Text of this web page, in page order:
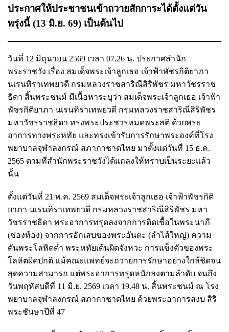
ประกาศให้ประชาชนเข้าถวายสักการะได้ตั้งแต่วัน
พรุ่งนี้ (13 มิ.ย. 69) เป็นต้นไป
วันที่ 12 มิถุนายน 2569 เวลา 07.26 น. ประกาศสำนัก
พระราชวัง เรื่อง สมเด็จพระเจ้าลูกเธอ เจ้าฟ้าพัชรกิติยาภา
นเรนทิราเทพยวดี กรมหลวงราชสาริณีสิริพัชร มหาวัชรราช
ธิดา สิ้นพระชนม์ มีเนื้อหาระบุว่า สมเด็จพระเจ้าลูกเธอ เจ้าฟ้า
พัชรกิติยาภา นเรนทิราเทพยวดี กรมหลวงราชสาริณีสิริพัชร
มหาวัชรราชธิดา ทรงพระประชวรหมดพระสติ ด้วยพระ
อาการทางพระหทัย และทรงเข้ารับการรักษาพระองค์ที่โรง
พยาบาลจุฬาลงกรณ์ สภากาชาดไทย มาตั้งแต่วันที่ 15 ธ.ค.
2565 ตามที่สำนักพระราชวังได้แถลงให้ทราบเป็นระยะแล้ว
นั้น
ตั้งแต่วันที่ 21 พ.ค. 2569 สมเด็จพระเจ้าลูกเธอ เจ้าฟ้าพัชรกิติ
ยาภา นเรนทิราเทพยวดี กรมหลวงราชสาริณีสิริพัชร มหา
วัชรราชธิดา พระอาการทรุดลงจากการติดเชื้อในพระนาภี
(ช่องท้อง) จากการอักเสบของพระอันตะ (ลำไส้ใหญ่) ความ
ดันพระโลหิตต่ำ พระหทัยเต้นผิดจังหวะ การแข็งตัวของพระ
โลหิตผิดปกติ แม้คณะแพทย์จะถวายการรักษาอย่างใกล้ชิดจน
สุดความสามารถ แต่พระอาการทรุดหนักลงตามลำดับ จนถึง
วันพฤหัสบดีที่ 11 มิ.ย. 2569 เวลา 19.48 น. สิ้นพระชนม์ ณ โรง
พยาบาลจุฬาลงกรณ์ สภากาชาดไทย ด้วยพระอาการสงบ สิริ
พระชันษาปีที่ 47